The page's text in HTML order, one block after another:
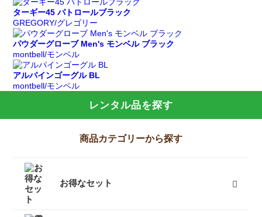
ターギー45 パトロールブラック
GREGORY/グレゴリー
パウダーグローブ Men's モンベル ブラック
montbell/モンベル
アルパインゴーグル BL
montbell/モンベル
レンタル品を探す
商品カテゴリーから探す
お得なセット